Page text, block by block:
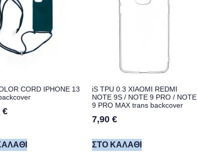
CORD IPHONE 13
€
iS TPU 0.3 XIAOMI REDMI
NOTE 9S / NOTE 9 PRO / NOTE
9 PRO MAX trans backcover
7,90 €
ΣΤΟ ΚΑΛΆΘΙ